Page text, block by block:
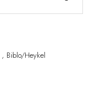
, Biblo/Heykel